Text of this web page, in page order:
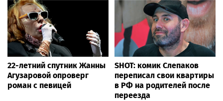
22-летний спутник Жанны
Агузаровой опроверг
роман с певицей
SHOT: комик Слепаков
переписал свои квартиры
в РФ на родителей после
переезда